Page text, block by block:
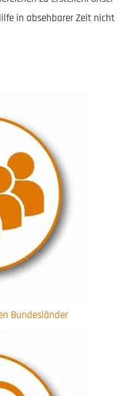
in absehbarer Zeit nicht
Bundesländer